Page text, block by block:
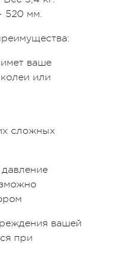
520 мм.
ваше
или
сложных
вашей
при